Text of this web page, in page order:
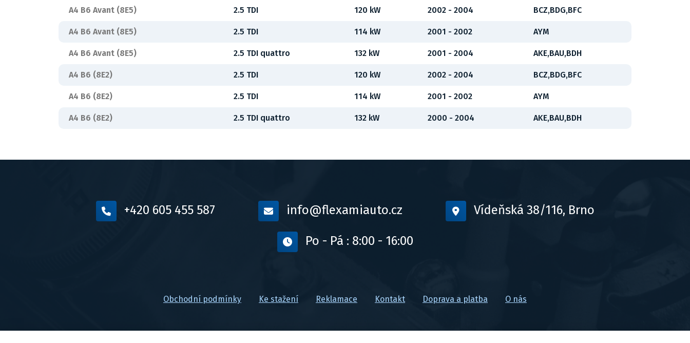
A4 B6 Avant (8E5) 2.5 TDI 120 kW 2002 - 2004 BCZ,BDG,BFC
A4 B6 Avant (8E5) 2.5 TDI 114 kW 2001 - 2002 AYM
A4 B6 Avant (8E5) 2.5 TDI quattro 132 kW 2001 - 2004 AKE,BAU,BDH
A4 B6 (8E2) 2.5 TDI 120 kW 2002 - 2004 BCZ,BDG,BFC
A4 B6 (8E2) 2.5 TDI 114 kW 2001 - 2002 AYM
A4 B6 (8E2) 2.5 TDI quattro 132 kW 2000 - 2004 AKE,BAU,BDH
+420 605 455 587 info@flexamiauto.cz Vídeňská 38/116, Brno
Po - Pá : 8:00 - 16:00
Obchodní podmínky Ke stažení Reklamace Kontakt Doprava a platba O nás